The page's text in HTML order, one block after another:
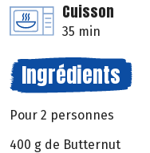
Cuisson
35 min
Ingrédients
Pour 2 personnes
400 g de Butternut